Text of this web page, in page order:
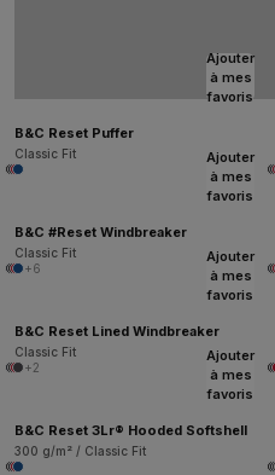
Ajouter
à mes
favoris
B&C Reset Puffer
Classic Fit
Ajouter
à mes
favoris
B&C #Reset Windbreaker
Classic Fit
+6
Ajouter
à mes
favoris
B&C Reset Lined Windbreaker
Classic Fit
+2
Ajouter
à mes
favoris
B&C Reset 3Lr® Hooded Softshell
300 g/m² / Classic Fit